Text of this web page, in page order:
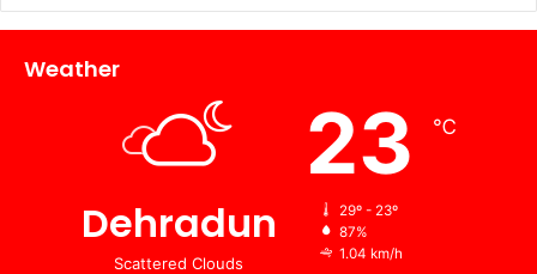
Weather
Dehradun
Scattered Clouds
23 ℃
29º - 23º
87%
1.04 km/h